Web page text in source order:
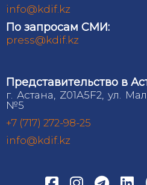
info@kdif.kz
По запросам СМИ:
press@kdif.kz
Представительство в
г. Астана, Z01A5F2, ул.
№5
+7 (717) 272-98-25
info@kdif.kz